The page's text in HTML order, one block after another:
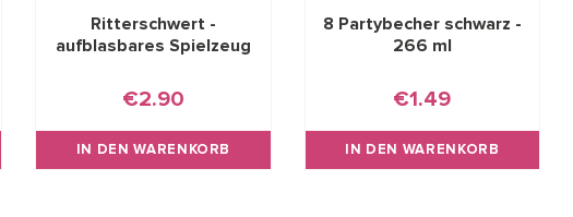
Ritterschwert -
aufblasbares Spielzeug
€2.90
IN DEN WARENKORB
8 Partybecher schwarz -
266 ml
€1.49
IN DEN WARENKORB